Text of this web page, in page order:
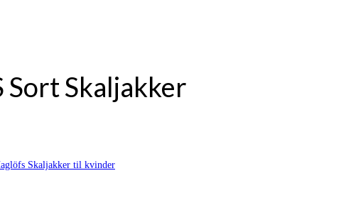
Sort Skaljakker
Skaljakker til kvinder